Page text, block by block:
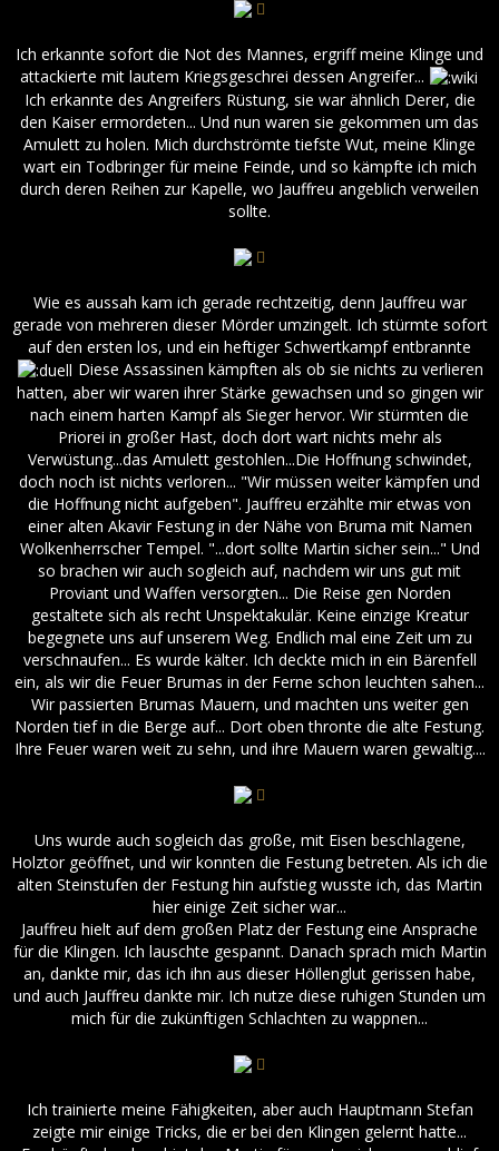
Ich erkannte sofort die Not des Mannes, ergriff meine Klinge und
attackierte mit lautem Kriegsgeschrei dessen Angreifer...
Ich erkannte des Angreifers Rüstung, sie war ähnlich Derer, die
den Kaiser ermordeten... Und nun waren sie gekommen um das
Amulett zu holen. Mich durchströmte tiefste Wut, meine Klinge
wart ein Todbringer für meine Feinde, und so kämpfte ich mich
durch deren Reihen zur Kapelle, wo Jauffreu angeblich verweilen
sollte.
Wie es aussah kam ich gerade rechtzeitig, denn Jauffreu war
gerade von mehreren dieser Mörder umzingelt. Ich stürmte sofort
auf den ersten los, und ein heftiger Schwertkampf entbrannte
Diese Assassinen kämpften als ob sie nichts zu verlieren
hatten, aber wir waren ihrer Stärke gewachsen und so gingen wir
nach einem harten Kampf als Sieger hervor. Wir stürmten die
Priorei in großer Hast, doch dort wart nichts mehr als
Verwüstung...das Amulett gestohlen...Die Hoffnung schwindet,
doch noch ist nichts verloren... "Wir müssen weiter kämpfen und
die Hoffnung nicht aufgeben". Jauffreu erzählte mir etwas von
einer alten Akavir Festung in der Nähe von Bruma mit Namen
Wolkenherrscher Tempel. "...dort sollte Martin sicher sein..." Und
so brachen wir auch sogleich auf, nachdem wir uns gut mit
Proviant und Waffen versorgten... Die Reise gen Norden
gestaltete sich als recht Unspektakulär. Keine einzige Kreatur
begegnete uns auf unserem Weg. Endlich mal eine Zeit um zu
verschnaufen... Es wurde kälter. Ich deckte mich in ein Bärenfell
ein, als wir die Feuer Brumas in der Ferne schon leuchten sahen...
Wir passierten Brumas Mauern, und machten uns weiter gen
Norden tief in die Berge auf... Dort oben thronte die alte Festung.
Ihre Feuer waren weit zu sehn, und ihre Mauern waren gewaltig....
Uns wurde auch sogleich das große, mit Eisen beschlagene,
Holztor geöffnet, und wir konnten die Festung betreten. Als ich die
alten Steinstufen der Festung hin aufstieg wusste ich, das Martin
hier einige Zeit sicher war...
Jauffreu hielt auf dem großen Platz der Festung eine Ansprache
für die Klingen. Ich lauschte gespannt. Danach sprach mich Martin
an, dankte mir, das ich ihn aus dieser Höllenglut gerissen habe,
und auch Jauffreu dankte mir. Ich nutze diese ruhigen Stunden um
mich für die zukünftigen Schlachten zu wappnen...
Ich trainierte meine Fähigkeiten, aber auch Hauptmann Stefan
zeigte mir einige Tricks, die er bei den Klingen gelernt hatte...